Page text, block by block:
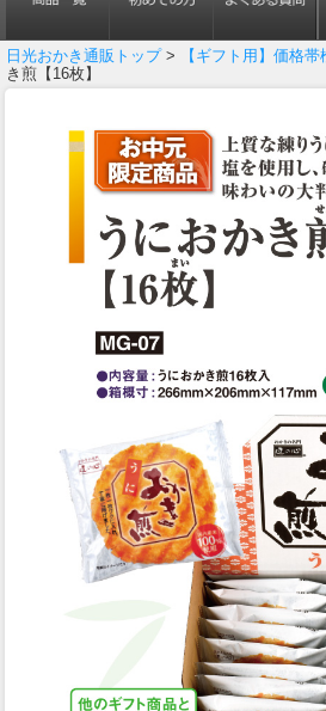
日光おかき通販トップ> 【ギフト用】価格帯
き煎【16枚】